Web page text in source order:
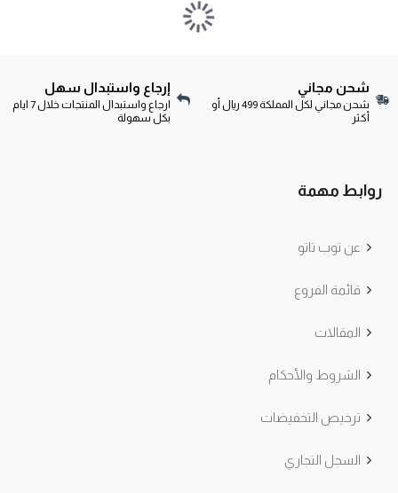
شحن مجاني
شحن مجاني لكل المملكة 499 ريال أو
أكثر
إرجاع واستبدال سهل
ارجاع واستبدال المنتجات خلال 7 ايام
بكل سهولة
روابط مهمة
عن توب تاتو
قائمة الفروع
المقالات
الشروط والأحكام
ترخيص التخفيضات
السجل التجاري